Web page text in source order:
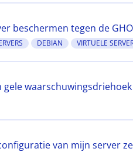
beschermen tegen de
DEBIAN VIRTUELE
van mijn server